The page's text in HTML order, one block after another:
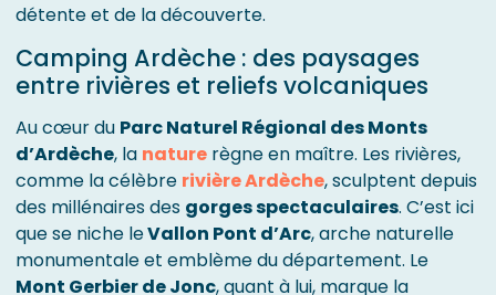
détente et de la découverte.
Camping Ardèche : des paysages
entre rivières et reliefs volcaniques
Au cœur du Parc Naturel Régional des Monts
d’Ardèche, la nature règne en maître. Les rivières,
comme la célèbre rivière Ardèche, sculptent depuis
des millénaires des gorges spectaculaires. C’est ici
que se niche leVallon Pont d’Arc, arche naturelle
monumentale et emblème du département. Le
Mont Gerbier de Jonc, quant à lui, marque la